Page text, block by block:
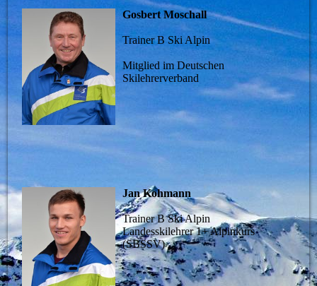
Gosbert Moschall
Trainer B Ski Alpin
Mitglied im Deutschen
Skilehrerverband
Jan Kohmann
Trainer B Ski Alpin
Landesskilehrer 1+ Alpinkurs
(SBSSV)